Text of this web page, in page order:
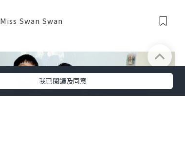
我已閱讀及同意
Miss Swan Swan